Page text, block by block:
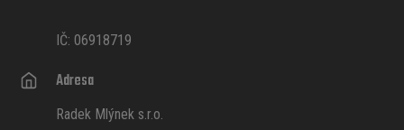
IČ: 06918719
Adresa
Radek Mlýnek s.r.o.